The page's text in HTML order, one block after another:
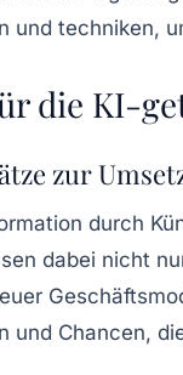
die KI-
zur
durch
dabei nicht
und Chancen,